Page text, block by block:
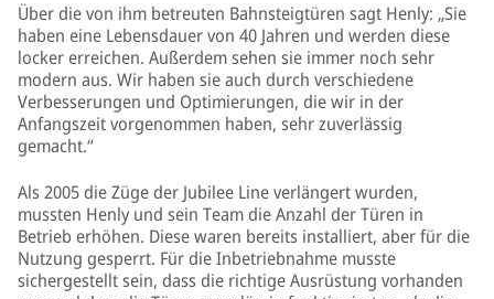
Über die von ihm betreuten Bahnsteigtüren sagt Henly: „Sie
haben eine Lebensdauer von 40 Jahren und werden diese
locker erreichen. Außerdem sehen sie immer noch sehr
modern aus. Wir haben sie auch durch verschiedene
Verbesserungen und Optimierungen, die wir in der
Anfangszeit vorgenommen haben, sehr zuverlässig
gemacht.“
Als 2005 die Züge der Jubilee Line verlängert wurden,
mussten Henly und sein Team die Anzahl der Türen in
Betrieb erhöhen. Diese waren bereits installiert, aber für die
Nutzung gesperrt. Für die Inbetriebnahme musste
sichergestellt sein, dass die richtige Ausrüstung vorhanden